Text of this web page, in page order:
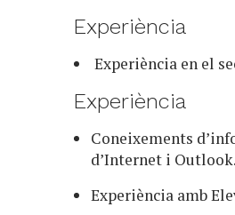
Experiència
Experiència en el
Experiència
Coneixements
d’Internet i Outlook.
Experiència amb